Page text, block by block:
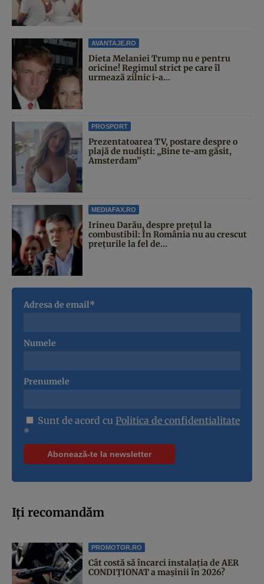
AVANTAJE.RO
Dieta Melaniei Trump nu e pentru
oricine! Regimul strict pe care îl
urmează zilnic i-a...
PROSPORT
Prezentatoarea TV, postare despre o
plajă de nudiști: „Bine te-am găsit,
Amsterdam”
MEDIAFAX.RO
Irineu Darău, despre prețul la
combustibil: În România nu au crescut
prețurile la fel de...
Adresa de email*
Numele
Prenumele
Sunt de acord cu Politica de confidentialitate
*
Iți recomandăm
PROMOTOR.RO
Cât costă să încarci instalația de AER
CONDIȚIONAT a mașinii în 2026?